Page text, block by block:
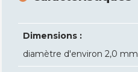
Dimensions :
diamètre d'environ 2,0 mm